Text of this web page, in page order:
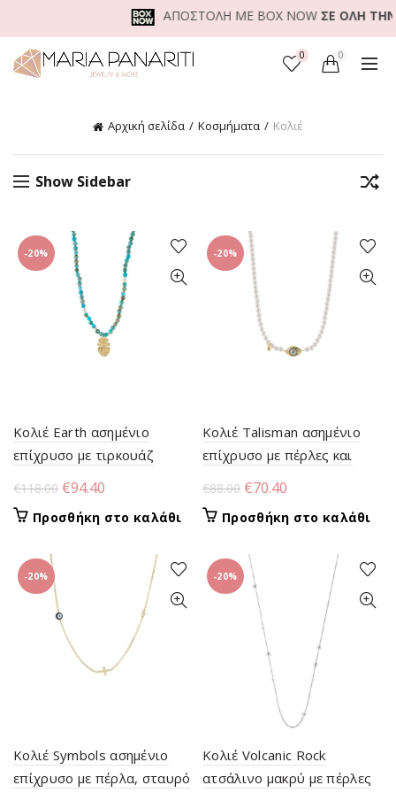
ΑΠΟΣΤΟΛΗ ΜΕ BOX NOWΣΕ ΟΛΗ ΤΗΝ
0 0
Αρχική σελίδα Κοσμήματα Κολιέ
Show Sidebar
-20%
Κολιέ Earth ασημένιο
επίχρυσο με τιρκουάζ
€118.00 Original
price
was:
€94.40
τρέχουσα
Προσθήκη στο καλάθι
-20%
Κολιέ Talisman ασημένιο
επίχρυσο με πέρλες και
€88.00 Original
price
was:
€88.00.
€70.40
τρέχουσα
τιμή
Προσθήκη στο καλάθι
-20%
Κολιέ Symbols ασημένιο
επίχρυσο με πέρλα, σταυρό
-20%
Κολιέ Volcanic Rock
ατσάλινο μακρύ με πέρλες